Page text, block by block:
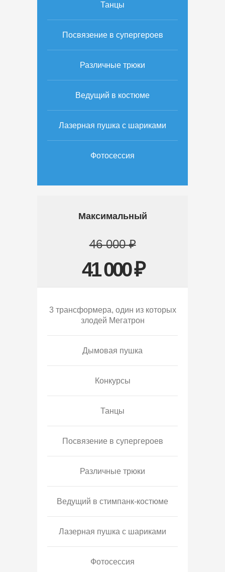
Танцы
Посвязение в супергероев
Различные трюки
Ведущий в костюме
Лазерная пушка с шариками
Фотосессия
Максимальный
46 000 ₽
41 000 ₽
3 трансформера, один из которых
злодей Мегатрон
Дымовая пушка
Конкурсы
Танцы
Посвязение в супергероев
Различные трюки
Ведущий в стимпанк-костюме
Лазерная пушка с шариками
Фотосессия